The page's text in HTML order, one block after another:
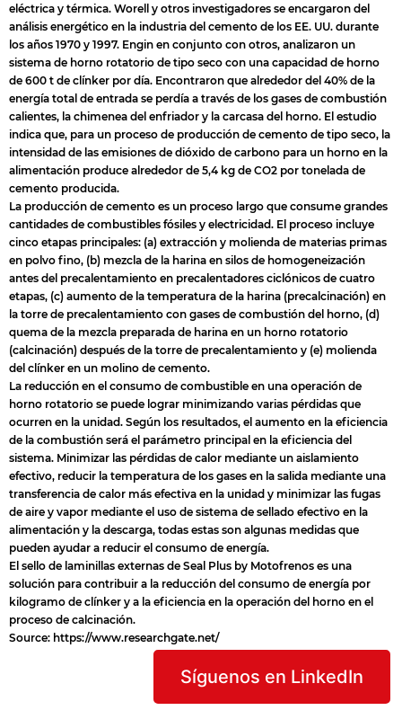
eléctrica y térmica. Worell y otros investigadores se encargaron del
análisis energético en la industria del cemento de los EE. UU. durante
los años 1970 y 1997. Engin en conjunto con otros, analizaron un
sistema de horno rotatorio de tipo seco con una capacidad de horno
de 600 t de clínker por día. Encontraron que alrededor del 40% de la
energía total de entrada se perdía a través de los gases de combustión
calientes, la chimenea del enfriador y la carcasa del horno. El estudio
indica que, para un proceso de producción de cemento de tipo seco, la
intensidad de las emisiones de dióxido de carbono para un horno en la
alimentación produce alrededor de 5,4 kg de CO2 por tonelada de
cemento producida.
La producción de cemento es un proceso largo que consume grandes
cantidades de combustibles fósiles y electricidad. El proceso incluye
cinco etapas principales: (a) extracción y molienda de materias primas
en polvo fino, (b) mezcla de la harina en silos de homogeneización
antes del precalentamiento en precalentadores ciclónicos de cuatro
etapas, (c) aumento de la temperatura de la harina (precalcinación) en
la torre de precalentamiento con gases de combustión del horno, (d)
quema de la mezcla preparada de harina en un horno rotatorio
(calcinación) después de la torre de precalentamiento y (e) molienda
del clínker en un molino de cemento.
La reducción en el consumo de combustible en una operación de
horno rotatorio se puede lograr minimizando varias pérdidas que
ocurren en la unidad. Según los resultados, el aumento en la eficiencia
de la combustión será el parámetro principal en la eficiencia del
sistema. Minimizar las pérdidas de calor mediante un aislamiento
efectivo, reducir la temperatura de los gases en la salida mediante una
transferencia de calor más efectiva en la unidad y minimizar las fugas
de aire y vapor mediante el uso de sistema de sellado efectivo en la
alimentación y la descarga, todas estas son algunas medidas que
pueden ayudar a reducir el consumo de energía.
El sello de laminillas externas de Seal Plus by Motofrenos es una
solución para contribuir a la reducción del consumo de energía por
kilogramo de clínker y a la eficiencia en la operación del horno en el
proceso de calcinación.
Source: https://www.researchgate.net/
Síguenos en LinkedIn